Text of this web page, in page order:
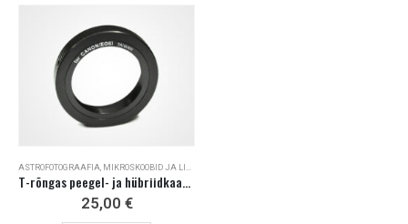
ASTROFOTOGRAAFIA MIKROSKOOBID JA LISAD
T-rõngas peegel- ja hübriidkaamerale (Canon, Nikon, Minolta, Pentax…)
25,00 €